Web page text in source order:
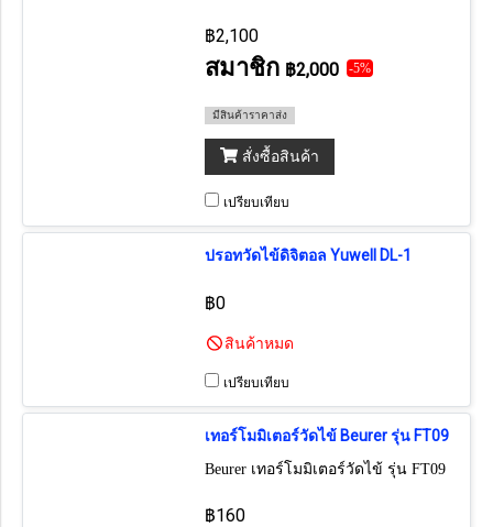
฿2,100
สมาชิก ฿2,000 -5%
มีสินค้าราคาส่ง
สั่งซื้อสินค้า
เปรียบเทียบ
ปรอทวัดไข้ดิจิตอล Yuwell DL-1
฿0
สินค้าหมด
เปรียบเทียบ
เทอร์โมมิเตอร์วัดไข้ Beurer รุ่น FT09
Beurer เทอร์โมมิเตอร์วัดไข้ รุ่น FT09
฿160